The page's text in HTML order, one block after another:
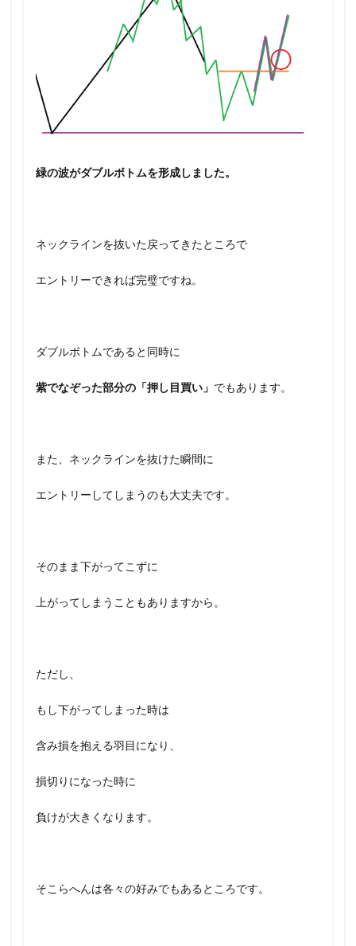
緑の波がダブルボトムを形成しました。
ネックラインを抜いた戻ってきたところで
エントリーできれば完璧ですね。
ダブルボトムであると同時に
紫でなぞった部分の「押し目買い」 でもあります。
また、ネックラインを抜けた瞬間に
エントリーしてしまうのも大丈夫です。
そのまま下がってこずに
上がってしまうこともありますから。
ただし、
もし下がってしまった時は
含み損を抱える羽目になり、
損切りになった時に
負けが大きくなります。
そこらへんは各々の好みでもあるところです。